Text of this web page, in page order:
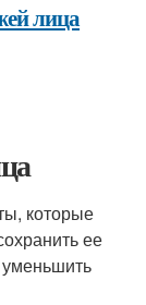
лица
которые
ее